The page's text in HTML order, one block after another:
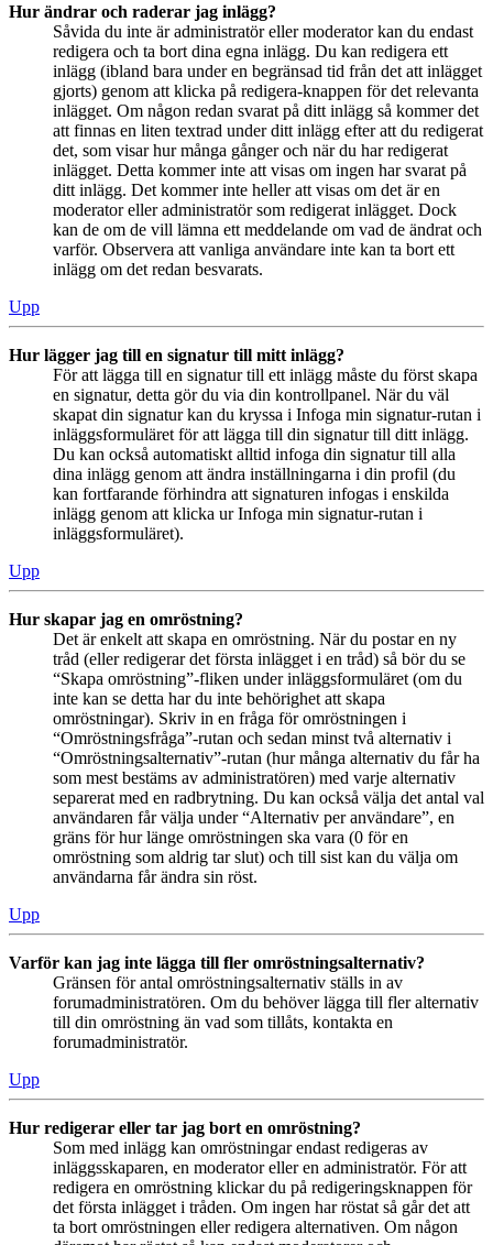
Hur ändrar och raderar jag inlägg?
Såvida du inte är administratör eller moderator kan du endast
redigera och ta bort dina egna inlägg. Du kan redigera ett
inlägg (ibland bara under en begränsad tid från det att inlägget
gjorts) genom att klicka på redigera-knappen för det relevanta
inlägget. Om någon redan svarat på ditt inlägg så kommer det
att finnas en liten textrad under ditt inlägg efter att du redigerat
det, som visar hur många gånger och när du har redigerat
inlägget. Detta kommer inte att visas om ingen har svarat på
ditt inlägg. Det kommer inte heller att visas om det är en
moderator eller administratör som redigerat inlägget. Dock
kan de om de vill lämna ett meddelande om vad de ändrat och
varför. Observera att vanliga användare inte kan ta bort ett
inlägg om det redan besvarats.
Upp
Hur lägger jag till en signatur till mitt inlägg?
För att lägga till en signatur till ett inlägg måste du först skapa
en signatur, detta gör du via din kontrollpanel. När du väl
skapat din signatur kan du kryssa i Infoga min signatur-rutan i
inläggsformuläret för att lägga till din signatur till ditt inlägg.
Du kan också automatiskt alltid infoga din signatur till alla
dina inlägg genom att ändra inställningarna i din profil (du
kan fortfarande förhindra att signaturen infogas i enskilda
inlägg genom att klicka ur Infoga min signatur-rutan i
inläggsformuläret).
Upp
Hur skapar jag en omröstning?
Det är enkelt att skapa en omröstning. När du postar en ny
tråd (eller redigerar det första inlägget i en tråd) så bör du se
“Skapa omröstning”-fliken under inläggsformuläret (om du
inte kan se detta har du inte behörighet att skapa
omröstningar). Skriv in en fråga för omröstningen i
“Omröstningsfråga”-rutan och sedan minst två alternativ i
“Omröstningsalternativ”-rutan (hur många alternativ du får ha
som mest bestäms av administratören) med varje alternativ
separerat med en radbrytning. Du kan också välja det antal val
användaren får välja under “Alternativ per användare”, en
gräns för hur länge omröstningen ska vara (0 för en
omröstning som aldrig tar slut) och till sist kan du välja om
användarna får ändra sin röst.
Upp
Varför kan jag inte lägga till fler omröstningsalternativ?
Gränsen för antal omröstningsalternativ ställs in av
forumadministratören. Om du behöver lägga till fler alternativ
till din omröstning än vad som tillåts, kontakta en
forumadministratör.
Upp
Hur redigerar eller tar jag bort en omröstning?
Som med inlägg kan omröstningar endast redigeras av
inläggsskaparen, en moderator eller en administratör. För att
redigera en omröstning klickar du på redigeringsknappen för
det första inlägget i tråden. Om ingen har röstat så går det att
ta bort omröstningen eller redigera alternativen. Om någon